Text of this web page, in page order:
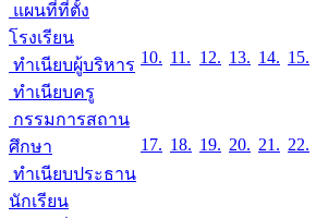
แผนที่ที่ตั้ง
โรงเรียน
ทำเนียบผู้บริหาร
ทำเนียบครู
กรรมการสถาน
ศึกษา
ทำเนียบประธาน
นักเรียน
10. 11. 12. 13. 14. 15.
17. 18. 19. 20. 21. 22.